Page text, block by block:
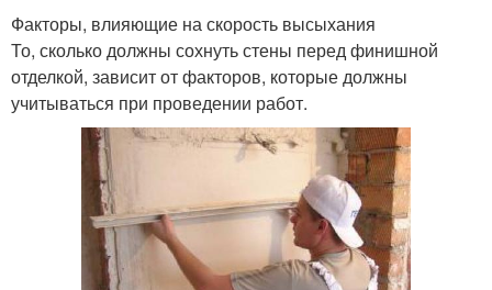
Факторы, влияющие на скорость высыхания
То, сколько должны сохнуть стены перед финишной
отделкой, зависит от факторов, которые должны
учитываться при проведении работ.